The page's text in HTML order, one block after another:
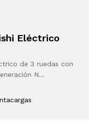
Eléctrico
de 3 ruedas con
N…